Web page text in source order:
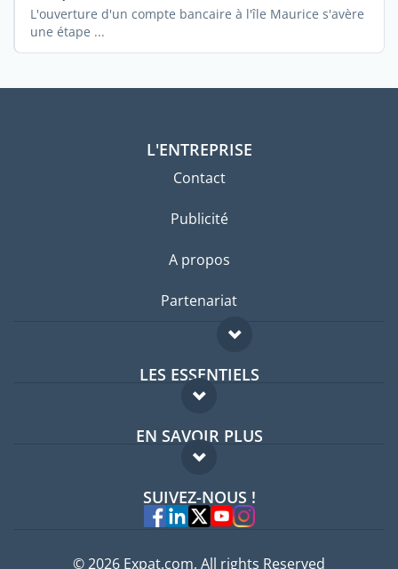
L'ouverture d'un compte bancaire à l'île Maurice s'avère
une étape ...
L'ENTREPRISE
Contact
Publicité
A propos
Partenariat
LES ESSENTIELS
Forum expatriés
Guides pays
EN SAVOIR PLUS
FAQ
Experts
SUIVEZ-NOUS !
© 2026 Expat.com, All rights Reserved